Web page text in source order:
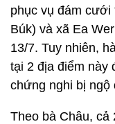
phục vụ đám cưới
Búk) và xã Ea
13/7. Tuy nhiên,
tại 2 địa điểm này
chứng nghi bị ngộ
Theo bà Châu,